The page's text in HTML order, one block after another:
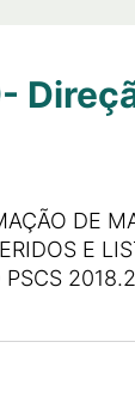
DE
E
PSCS 2018.2